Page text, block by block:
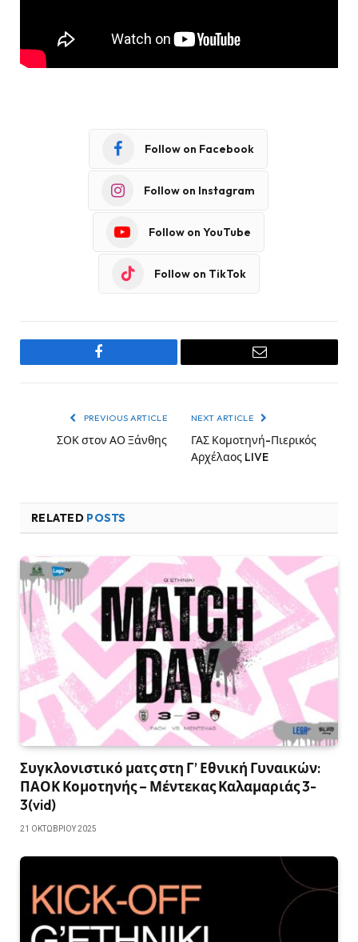
Follow on Facebook
Follow on Instagram
Follow on YouTube
Follow on TikTok
Facebook Email
PREVIOUS ARTICLE
ΣΟΚ στον ΑΟ Ξάνθης
NEXT ARTICLE
ΓΑΣ Κομοτηνή-Πιερικός
Αρχέλαος LIVE
RELATED POSTS
Συγκλονιστικό ματς στη Γ’ Εθνική Γυναικών:
ΠΑΟΚ Κομοτηνής – Μέντεκας Καλαμαριάς 3-
3(vid)
21 ΟΚΤΩΒΡΊΟΥ 2025